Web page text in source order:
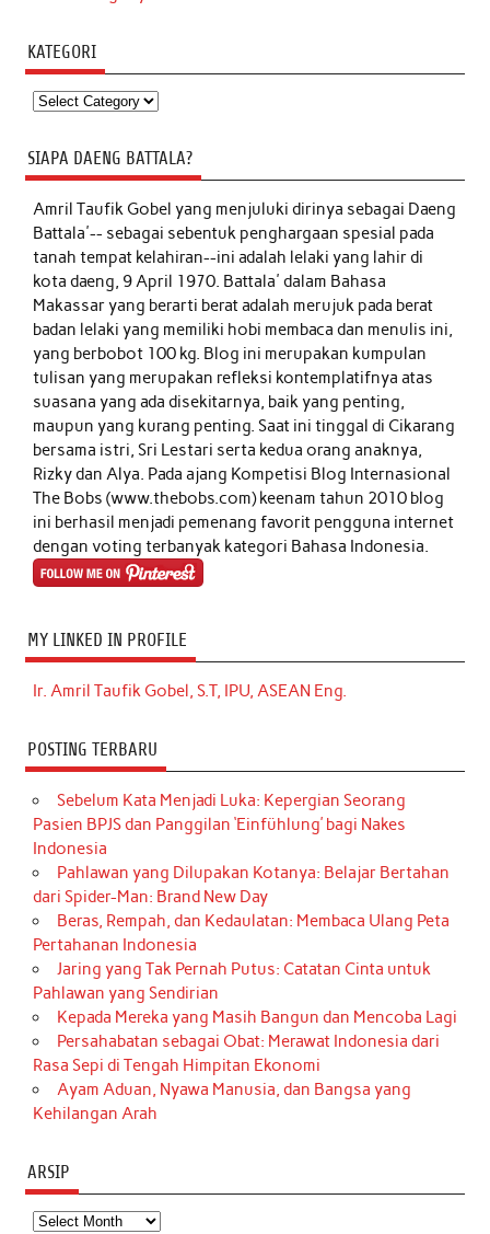
KATEGORI
Kategori
SIAPA DAENG BATTALA?
Amril Taufik Gobelyang menjuluki dirinya sebagai Daeng
Battala'-- sebagai sebentuk penghargaan spesial pada
tanah tempat kelahiran--ini adalah lelaki yang lahir di
kota daeng, 9 April 1970. Battala' dalam Bahasa
Makassar yang berarti berat adalah merujuk pada berat
badan lelaki yang memiliki hobi membaca dan menulis ini,
yang berbobot 100 kg. Blog ini merupakan kumpulan
tulisan yang merupakan refleksi kontemplatifnya atas
suasana yang ada disekitarnya, baik yang penting,
maupun yang kurang penting. Saat ini tinggal di Cikarang
bersama istri, Sri Lestari serta kedua orang anaknya,
Rizky dan Alya. Pada ajang Kompetisi Blog Internasional
The Bobs (www.thebobs.com) keenam tahun 2010 blog
ini berhasil menjadi pemenang favorit pengguna internet
dengan voting terbanyak kategori Bahasa Indonesia.
MY LINKED IN PROFILE
Ir. Amril Taufik Gobel, S.T, IPU, ASEAN Eng.
POSTING TERBARU
Sebelum Kata Menjadi Luka: Kepergian Seorang
Pasien BPJS dan Panggilan ‘Einfühlung’ bagi Nakes
Indonesia
Pahlawan yang Dilupakan Kotanya: Belajar Bertahan
dari Spider-Man: Brand New Day
Beras, Rempah, dan Kedaulatan: Membaca Ulang Peta
Pertahanan Indonesia
Jaring yang Tak Pernah Putus: Catatan Cinta untuk
Pahlawan yang Sendirian
Kepada Mereka yang Masih Bangun dan Mencoba Lagi
Persahabatan sebagai Obat: Merawat Indonesia dari
Rasa Sepi di Tengah Himpitan Ekonomi
Ayam Aduan, Nyawa Manusia, dan Bangsa yang
Kehilangan Arah
ARSIP
Arsip